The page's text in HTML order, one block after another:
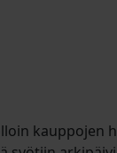
kauppojen